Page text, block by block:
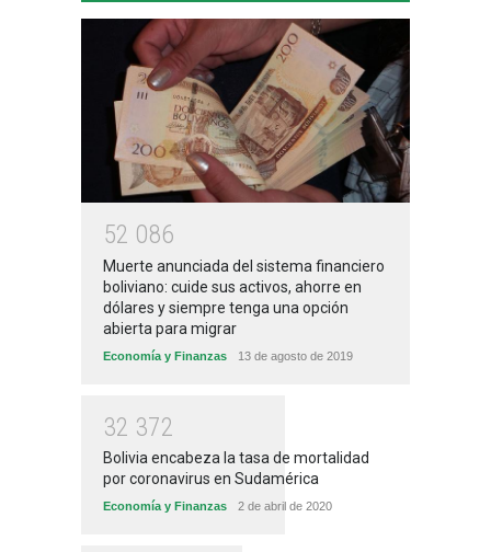
52 086
Muerte anunciada del sistema financiero
boliviano: cuide sus activos, ahorre en
dólares y siempre tenga una opción
abierta para migrar
Economía y Finanzas 13 de agosto de 2019
32 372
Bolivia encabeza la tasa de mortalidad
por coronavirus en Sudamérica
Economía y Finanzas 2 de abril de 2020